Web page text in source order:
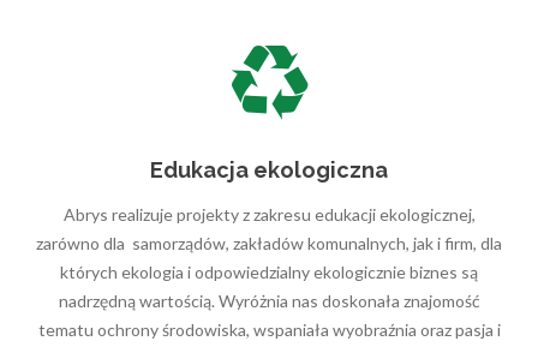
Edukacja ekologiczna
Abrys realizuje projekty z zakresu edukacji ekologicznej,
zarówno dla samorządów, zakładów komunalnych, jak i firm, dla
których ekologia i odpowiedzialny ekologicznie biznes są
nadrzędną wartością. Wyróżnia nas doskonała znajomość
tematu ochrony środowiska, wspaniała wyobraźnia oraz pasja i